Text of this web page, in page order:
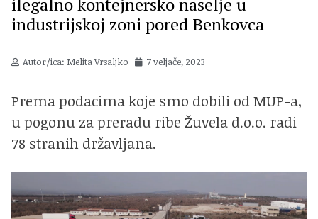
industrijskoj zoni pored Benkovca
Autor/ica: Melita Vrsaljko 7 veljače, 2023
Prema podacima koje smo dobili od MUP-a,
u pogonu za preradu ribe Žuvela d.o.o. radi
78 stranih državljana.